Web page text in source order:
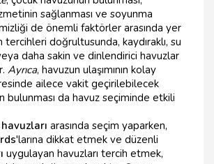
sağlanması ve soyunma
de önemli faktörler arasında yer
tercihleri doğrultusunda, kaydıraklı, su
daha sakin ve dinlendirici havuzlar
Ayrıca, havuzun ulaşımının kolay
ailece vakit geçirilebilecek
bulunması da havuz seçiminde etkili
arasında seçim yaparken,
'larına dikkat etmek ve düzenli
uygulayan havuzları tercih etmek,